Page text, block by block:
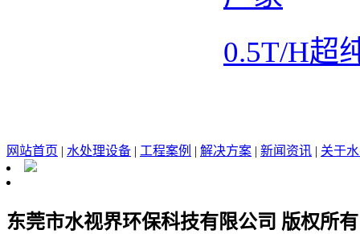
0.5T/H超
网站首页 | 水处理设备 | 工程案例 | 解决方案 | 新闻资讯 | 关于
东莞市水视界环保科技有限公司 版权所有